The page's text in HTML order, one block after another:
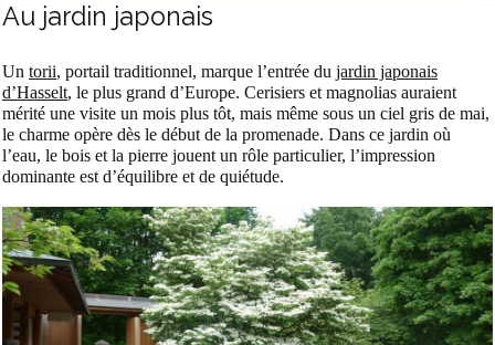
Au jardin japonais
Un torii, portail traditionnel, marque l’entrée du jardin japonais
d’Hasselt, le plus grand d’Europe. Cerisiers et magnolias auraient
mérité une visite un mois plus tôt, mais même sous un ciel gris de mai,
le charme opère dès le début de la promenade. Dans ce jardin où
l’eau, le bois et la pierre jouent un rôle particulier, l’impression
dominante est d’équilibre et de quiétude.